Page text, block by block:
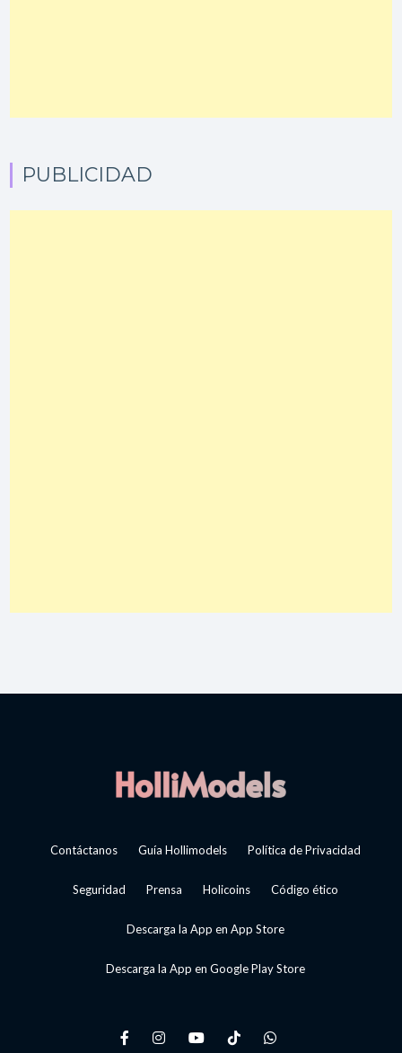
PUBLICIDAD
Contáctanos Guía Hollimodels Política de Privacidad
Seguridad Prensa Holicoins Código ético
Descarga la App en App Store
Descarga la App en Google Play Store